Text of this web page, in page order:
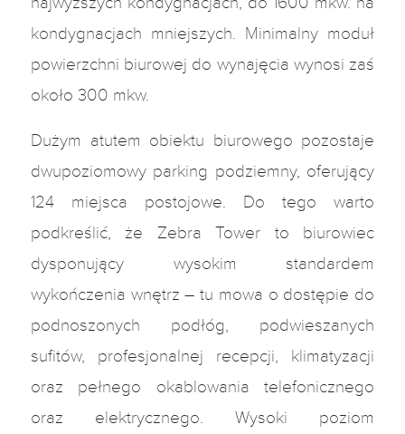
kondygnacjach mniejszych. Minimalny moduł
powierzchni biurowej do wynajęcia wynosi zaś
około 300 mkw.
Dużym atutem obiektu biurowego pozostaje
dwupoziomowy parking podziemny, oferujący
124 miejsca postojowe. Do tego warto
podkreślić, że Zebra Tower to biurowiec
dysponujący wysokim standardem
wykończenia wnętrz – tu mowa o dostępie do
podnoszonych podłóg, podwieszanych
sufitów, profesjonalnej recepcji, klimatyzacji
oraz pełnego okablowania telefonicznego
oraz elektrycznego. Wysoki poziom